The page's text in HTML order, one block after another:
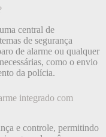
central de
de segurança
de alarme ou qualquer
como o envio
da polícia.
integrado com
e controle, permitindo